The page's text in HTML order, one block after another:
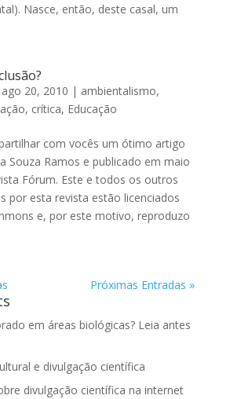
Nasce, então, deste casal, um
ago 20, 2010 | ambientalismo,
, crítica, Educação
com vocês um ótimo artigo
Souza Ramos e publicado em maio
Fórum. Este e todos os outros
por esta revista estão licenciados
e, por este motivo, reproduzo
Próximas Entradas »
em áreas biológicas? Leia antes
e divulgação científica
divulgação científica na internet